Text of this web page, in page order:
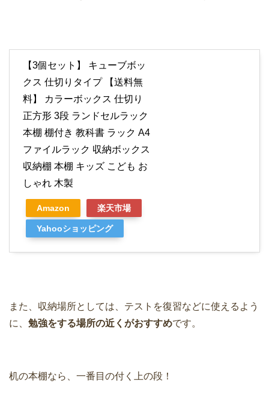
【3個セット】 キューブボッ
クス 仕切りタイプ 【送料無
料】 カラーボックス 仕切り
正方形 3段 ランドセルラック
本棚 棚付き 教科書 ラック A4
ファイルラック 収納ボックス
収納棚 本棚 キッズ こども お
しゃれ 木製
Amazon 楽天市場
Yahooショッピング
また、収納場所としては、テストを復習などに使えるよう
に、 勉強をする場所の近くがおすすめです。
机の本棚なら、一番目の付く上の段！